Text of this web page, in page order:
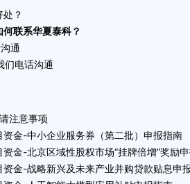
？
联系华夏泰科？
通
电话沟通
注意事项
金-中小企业服务券（第二批）申报指南
金-北京区域性股权市场“挂牌倍增”奖励
金-战略新兴及未来产业并购贷款贴息申